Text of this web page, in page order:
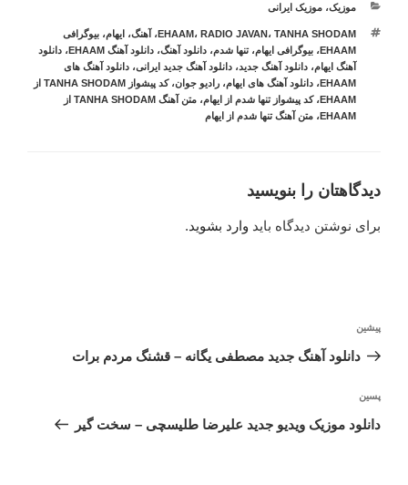
دسته‌ها
موزیک،موزیک ایرانی
برچسب‌ها EHAAM ، RADIO JAVAN ، TANHA SHODAM ، آهنگ، ایهام،بیوگرافی
EHAAM ،بیوگرافی ایهام،تنها شدم،دانلود آهنگ،دانلود آهنگ EHAAM ،دانلود
آهنگ ایهام،دانلود آهنگ جدید،دانلود آهنگ جدید ایرانی،دانلود آهنگ های
EHAAM ،دانلود آهنگ های ایهام،رادیو جوان،
کد پیشواز TANHA SHODAM از
EHAAM ،کد پیشواز تنها شدم از ایهام،
متن آهنگ TANHA SHODAM از
EHAAM ،متن آهنگ تنها شدم از ایهام
دیدگاهتان را بنویسید
برای نوشتن دیدگاه باید وارد بشوید.
نوشته
قبلی
پیشین
دانلود آهنگ جدید مصطفی یگانه – قشنگ مردم برات
نوشته‌ٔ
بعدی
پسین
دانلود موزیک ویدیو جدید علیرضا طلیسچی – سخت گیر